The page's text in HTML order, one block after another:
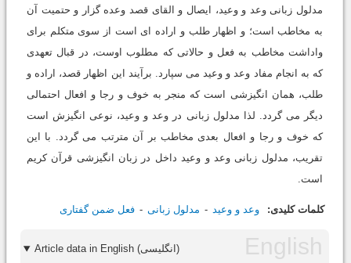
مدلول زبانی وعد و وعید، ایصال و القای قصد وعده گزار و حتمیت آن
به مخاطب است؛ و اظهار طلب و اراده ای است از سوی متکلم برای
واداشت مخاطب به فعل و حالاتی که مطلوب اوست، در قبال تعهدی
که به انجام مفاد وعد و وعید می سپارد. برآیند این اظهار قصد، اراده و
طلب، همان انگیزشی است که منجر به خوف و رجا و افعال احتمالی
دیگر می گردد. لذا مدلول زبانی در وعد و وعید، نوعی انگیزش است
که خوف و رجا و افعال بعدی مخاطب بر آن مترتب می گردد. با این
تقریب، مدلول زبانی وعد و وعید داخل در زبان انگیزشی قرآن کریم
است.
کلمات کلیدی: وعد و وعید مدلول زبانی فعل ضمن گفتاری
Article data in English (انگلیسی)